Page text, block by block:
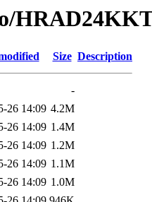
Size Description
-
26 14:09 4.2M
26 14:09 1.4M
26 14:09 1.2M
26 14:09 1.1M
26 14:09 1.0M